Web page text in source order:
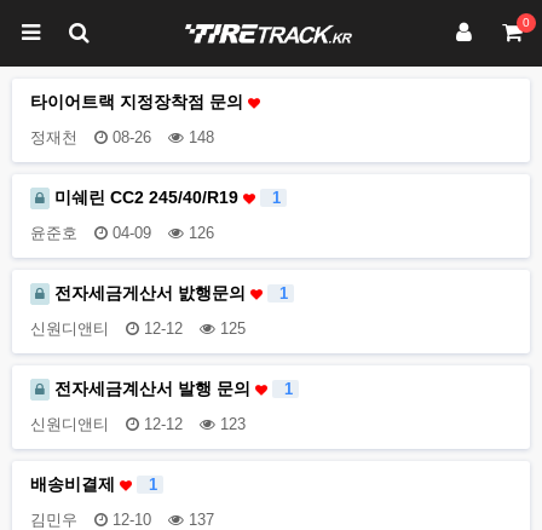
0
타이어트랙 지정장착점 문의
정재천 08-26 148
미쉐린 CC2 245/40/R19
1
윤준호
04-09 126
전자세금게산서 밠행문의
1
신원디앤티
12-12 125
전자세금계산서 발행 문의
1
신원디앤티
12-12 123
배송비결제
1
김민우
12-10 137